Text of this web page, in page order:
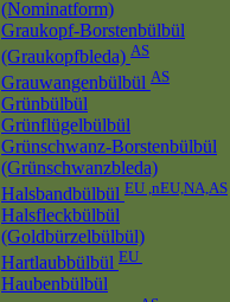
(Nominatform)
Graukopf-Borstenbülbül
(Graukopfbleda) AS
Grauwangenbülbül AS
Grünbülbül
Grünflügelbülbül
Grünschwanz-Borstenbülbül
(Grünschwanzbleda)
Halsbandbülbül EU ,nEU,NA,AS
Halsfleckbülbül
(Goldbürzelbülbül)
Hartlaubbülbül EU
Haubenbülbül